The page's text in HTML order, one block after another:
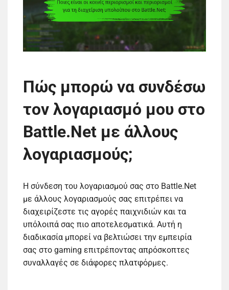
Πώς μπορώ να συνδέσω
τον λογαριασμό μου στο
Battle.Net με άλλους
λογαριασμούς;
Η σύνδεση του λογαριασμού σας στο Battle.Net
με άλλους λογαριασμούς σας επιτρέπει να
διαχειρίζεστε τις αγορές παιχνιδιών και τα
υπόλοιπά σας πιο αποτελεσματικά. Αυτή η
διαδικασία μπορεί να βελτιώσει την εμπειρία
σας στο gaming επιτρέποντας απρόσκοπτες
συναλλαγές σε διάφορες πλατφόρμες.